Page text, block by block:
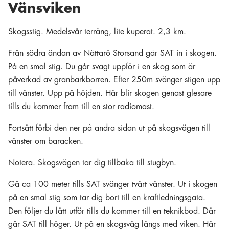
Vänsviken
Skogsstig. Medelsvår terräng, lite kuperat. 2,3 km.
Från södra ändan av Nåttarö Storsand går SAT in i skogen.
På en smal stig. Du går svagt uppför i en skog som är
påverkad av granbarkborren. Efter 250m svänger stigen upp
till vänster. Upp på höjden. Här blir skogen genast glesare
tills du kommer fram till en stor radiomast.
Fortsätt förbi den ner på andra sidan ut på skogsvägen till
vänster om baracken.
Notera. Skogsvägen tar dig tillbaka till stugbyn.
Gå ca 100 meter tills SAT svänger tvärt vänster. Ut i skogen
på en smal stig som tar dig bort till en kraftledningsgata.
Den följer du lätt utför tills du kommer till en teknikbod. Där
går SAT till höger. Ut på en skogsväg längs med viken. Här